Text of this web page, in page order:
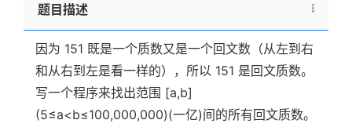
题目描述
因为 151 既是一个质数又是一个回文数（从左到右
和从右到左是看一样的），所以 151 是回文质数。
写一个程序来找出范围 [a,b]
(5≤a<b≤100,000,000)(一亿)间的所有回文质数。